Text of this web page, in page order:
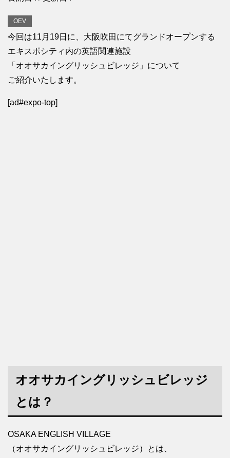
OEV
今回は11月19日に、大阪吹田にてグランドオープンする
エキスポシティ内の英語関連施設
「オオサカイングリッシュビレッジ」について
ご紹介いたします。
[ad#expo-top]
オオサカイングリッシュビレッジ
とは？
OSAKA ENGLISH VILLAGE
（オオサカイングリッシュビレッジ）とは、